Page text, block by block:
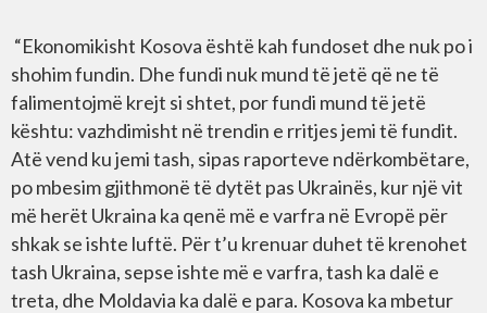
“Ekonomikisht Kosova është kah fundoset dhe nuk po i
shohim fundin. Dhe fundi nuk mund të jetë që ne të
falimentojmë krejt si shtet, por fundi mund të jetë
kështu: vazhdimisht në trendin e rritjes jemi të fundit.
Atë vend ku jemi tash, sipas raporteve ndërkombëtare,
po mbesim gjithmonë të dytët pas Ukrainës, kur një vit
më herët Ukraina ka qenë më e varfra në Evropë për
shkak se ishte luftë. Për t’u krenuar duhet të krenohet
tash Ukraina, sepse ishte më e varfra, tash ka dalë e
treta, dhe Moldavia ka dalë e para. Kosova ka mbetur